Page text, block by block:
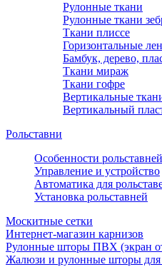
Рулонные ткани
Рулонные ткани
Ткани плиссе
Горизонтальные
Бамбук, дерево,
Ткани мираж
Ткани гофре
Вертикальные
Вертикальный
Рольставни
Особенности рольставней
Управление и устройство
Автоматика для
Установка рольставней
Москитные сетки
Интернет-магазин карнизов
Рулонные шторы ПВХ (экран
Жалюзи и рулонные шторы